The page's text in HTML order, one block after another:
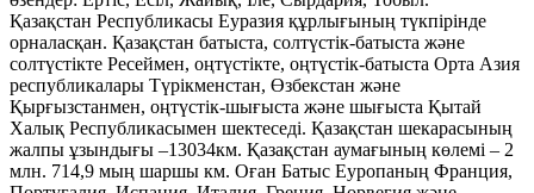
Қазақстан Республикасы Еуразия құрлығының түкпірінде
орналасқан. Қазақстан батыста, солтүстік-батыста және
солтүстікте Ресеймен, оңтүстікте, оңтүстік-батыста Орта Азия
республикалары Түрікменстан, Өзбекстан және
Қырғызстанмен, оңтүстік-шығыста және шығыста Қытай
Халық Республикасымен шектеседі. Қазақстан шекарасының
жалпы ұзындығы –13034км. Қазақстан аумағының көлемі – 2
млн. 714,9 мың шаршы км. Оған Батыс Еуропаның Франция,